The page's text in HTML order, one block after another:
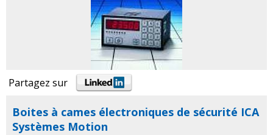
Partagez sur
Boites à cames électroniques de sécurité ICA
Systèmes Motion